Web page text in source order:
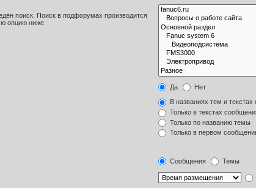
поиск. Поиск в подфорумах производится
опцию ниже.
Да Нет
В названиях тем и
Только в текстах
Только по названию темы
Только в первом
Сообщения Темы